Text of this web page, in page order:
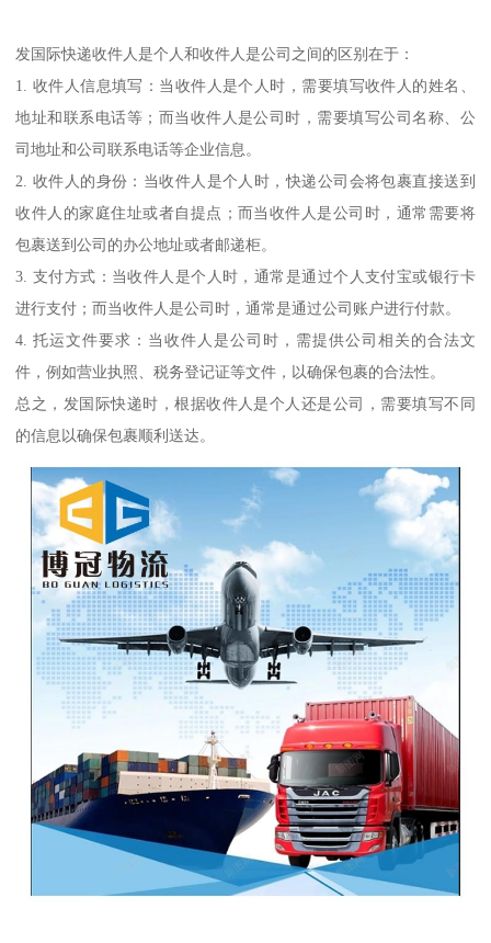
发国际快递收件人是个人和收件人是公司之间的区别在于：
1. 收件人信息填写：当收件人是个人时，需要填写收件人的姓名、
地址和联系电话等；而当收件人是公司时，需要填写公司名称、公
司地址和公司联系电话等企业信息。
2. 收件人的身份：当收件人是个人时，快递公司会将包裹直接送到
收件人的家庭住址或者自提点；而当收件人是公司时，通常需要将
包裹送到公司的办公地址或者邮递柜。
3. 支付方式：当收件人是个人时，通常是通过个人支付宝或银行卡
进行支付；而当收件人是公司时，通常是通过公司账户进行付款。
4. 托运文件要求：当收件人是公司时，需提供公司相关的合法文
件，例如营业执照、税务登记证等文件，以确保包裹的合法性。
总之，发国际快递时，根据收件人是个人还是公司，需要填写不同
的信息以确保包裹顺利送达。